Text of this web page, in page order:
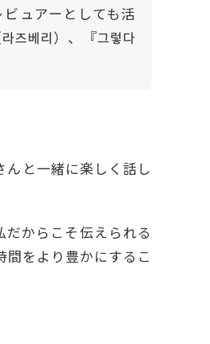
ュアーとしても活
즈베리）、『그렇다
と一緒に楽しく話し
からこそ伝えられる
をより豊かにするこ